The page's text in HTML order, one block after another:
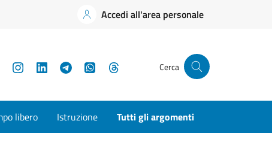
Accedi all'area personale
YouTubeInstagramLinkedInTelegramWhatsApp Cerca
libero Istruzione Tutti gli argomenti